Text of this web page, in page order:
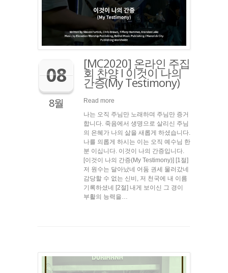
08
8월
[MC2020] 온라인 주집
회 찬양 l 이것이 나의
간증(My Testimony)
Read more
나는 오직 주님만 노래하며 주님만 증거
합니다. 죽음에서 생명으로 살리신 주님
의 은혜가 나의 삶을 새롭게 하셨습니다.
나를 의롭게 하시는 이는 오직 예수님 한
분 이십니다. 이것이 나의 간증입니다.
[이것이 나의 간증(My Testimony)] [1절]
저 원수는 달아났네 어둠 권세 물러갔네
감당할 수 없는 신비, 저 천국에 내 이름
기록하셨네 [2절] 내게 보이신 그 경이
부활의 능력을…